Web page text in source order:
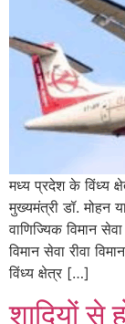
मध्य प्रदेश के विंध्य
मुख्यमंत्री डॉ. मोहन
वाणिज्यिक विमान
विमान सेवा रीवा
विंध्य क्षेत्र […]
शादियों से